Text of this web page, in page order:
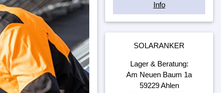
Info
SOLARANKER
Lager & Beratung:
Am Neuen Baum 1a
59229 Ahlen